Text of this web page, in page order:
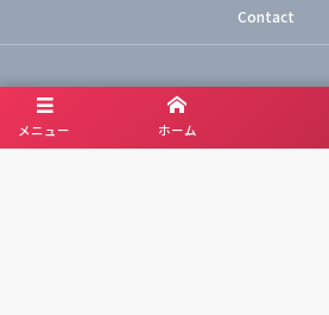
メニュー ホーム
Contact